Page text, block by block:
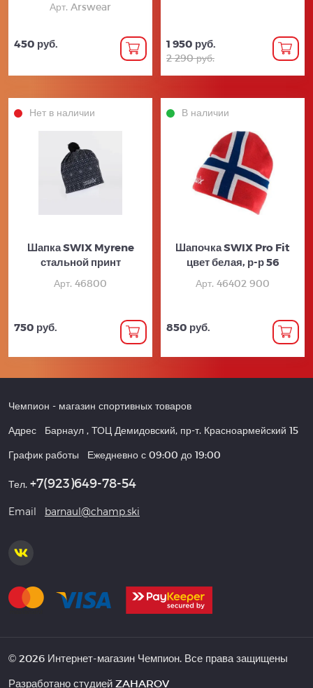
Арт. Arswear
450 руб. 1 950 руб.
2 290 руб.
Нет в наличии
Шапка SWIX Myrene
стальной принт
Арт. 46800
750 руб.
В наличии
Шапочка SWIX Pro Fit
цвет белая, р-р 56
Арт. 46402 900
850 руб.
Чемпион - магазин спортивных товаров
Адрес Барнаул , ТОЦ Демидовский, пр-т. Красноармейский 15
График работы Ежедневно с 09:00 до 19:00
Тел. +7(923)649-78-54
Email barnaul@champ.ski
© 2026 Интернет-магазин Чемпион. Все права защищены
Разработано студией ZAHAROV